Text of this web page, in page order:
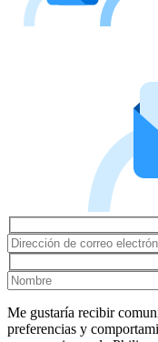
Me gustaría recibir
preferencias y